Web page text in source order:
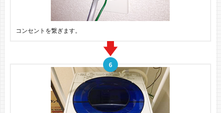
コンセントを繋ぎます。